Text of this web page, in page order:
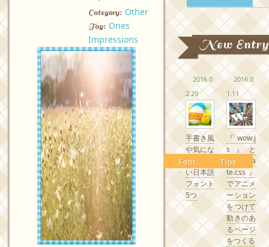
Category: Other
Tag: Ones
Impressions
New Entry
2016.0
2.29
Font
手書き風
や気にな
るかわい
い日本語
フォント
5つ
2016.0
1.11
Tips
『wow.j
s』と
『Anima
te.css』
でアニメ
ーション
をつけて
動きのあ
るページ
をつくる